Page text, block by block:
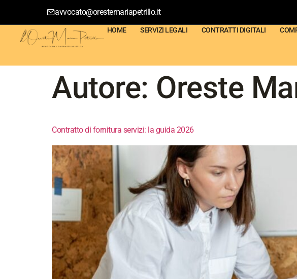
avvocato@orestemariapetrillo.it
HOME SERVIZI LEGALI CONTRATTI DIGITALI
Autore: Oreste
Contratto di fornitura servizi: la guida 2026